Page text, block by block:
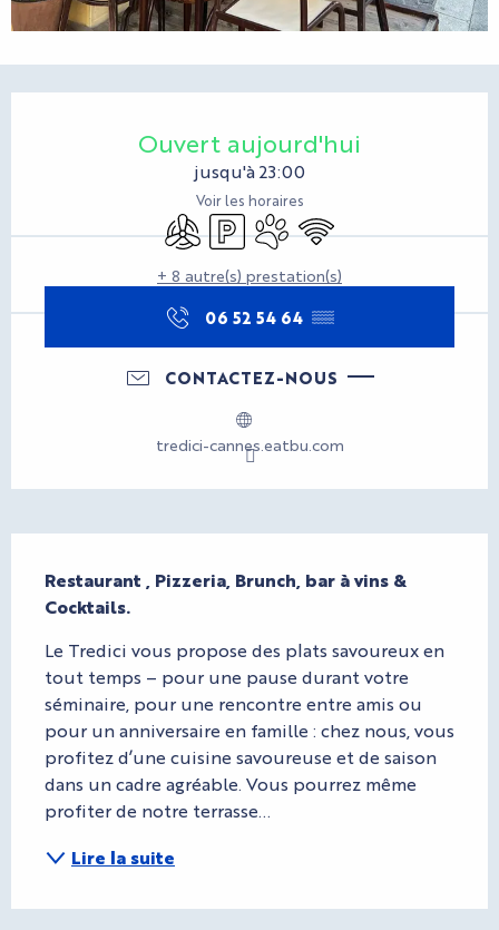
Ouvert aujourd'hui
jusqu'à 23:00
Voir les horaires
Air conditionné
ParkingAnimaux acceptés
WiFi
+ 8 autre(s) prestation(s)
06 52 54 64 ▒▒
CONTACTEZ-NOUS
tredici-cannes.eatbu.com
Restaurant , Pizzeria, Brunch, bar à vins &
Cocktails.
Le Tredici vous propose des plats savoureux en
tout temps – pour une pause durant votre
séminaire, pour une rencontre entre amis ou
pour un anniversaire en famille : chez nous, vous
profitez d’une cuisine savoureuse et de saison
dans un cadre agréable. Vous pourrez même
profiter de notre terrasse...
Lire la suite